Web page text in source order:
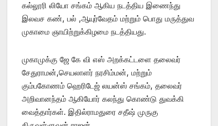
கல்லூரி லியோ சங்கம் ஆகிய நடத்திய இணைந்து
இலவச கண், பல் ,ஆயுர்வேதம் மற்றும் பொது மருத்துவ
முகாமை ஞாயிற்றுக்கிழமை நடத்தியது.
முகாமுக்கு ஜே கே வி எஸ் அறக்கட்டளை தலைவர்
சேதுராமன்,செயலாளர் நரசிம்மன், மற்றும்
கும்பகோணம் ஹெரிடேஜ் லயன்ஸ் சங்கம், தலைவர்
அறிவானந்தம் ஆகியோர் கலந்து கொண்டு துவக்கி
வைத்தார்கள். இதில்ராமதுரை சதீஷ் முருகு